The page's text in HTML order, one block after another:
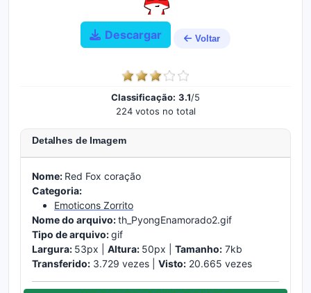
Descargar Voltar
Classificação: 3.1/5
224 votos no total
Detalhes de Imagem
Nome: Red Fox coração
Categoria:
Emoticons Zorrito
Nome do arquivo:th_PyongEnamorado2.gif
Tipo de arquivo:gif
Largura: 53px | Altura: 50px | Tamanho: 7kb
Transferido: 3.729 vezes | Visto: 20.665 vezes